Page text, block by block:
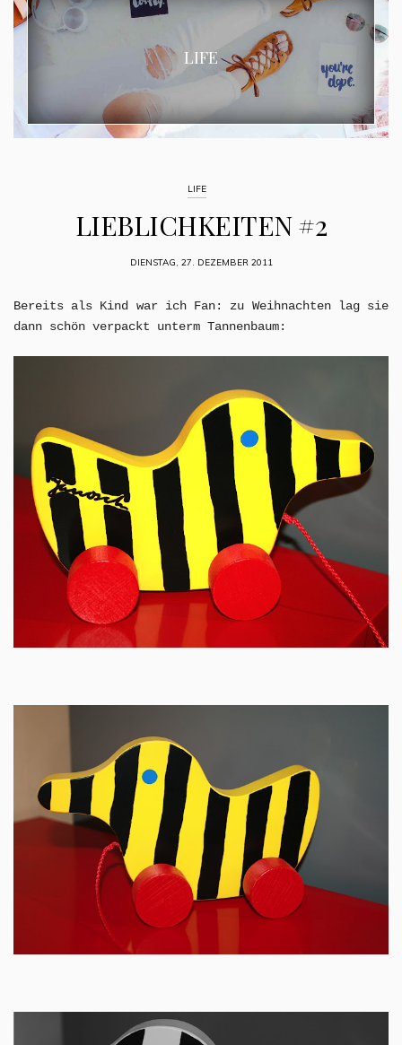
LIFE
LIFE
LIEBLICHKEITEN #2
DIENSTAG, 27. DEZEMBER 2011
Bereits als Kind war ich Fan: zu Weihnachten lag sie
dann schön verpackt unterm Tannenbaum: